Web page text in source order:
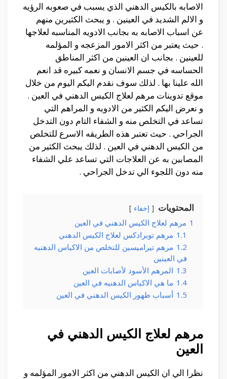
الاصابه بالكيس الدهني الذي يسبب في صعوبه الرؤيه
و الالم الشديد في العينين . و يبحث الكثيرين منهم
عن اسباب الاصابه به بجانب الادويه المناسبه لعلاجها
. حيث يعتبر من اكثر الامور المزعجه و المؤلمه
للعينين . بجانب ان العينين من اكثر المناطق
الحساسه في جسم الانسان و نعمه كبيره قد انعم
الله علينا بها . لذلك سوف نقدم اليكم اليوم من خلال
موقع تدوينات مرهم لعلاج الكيس الدهني في العين .
و نعرض اليكم الكثير من الادويه و المراهم التي
تساعد في التخلص منه و الشفاء التام دون التدخل
الجراحي . حيث تعتبر هذه الطريقه الاسرع للتخلص
من الكيس الدهني في العين . لذلك يبحث الكثير من
المصابين به عن العلاجات التي تساعد علي الشفاء
منه دون اللجوء الي تدخل الجراحي .
المحتويات إخفاء
1 مرهم لعلاج الكيس الدهني في العين
1.1 مرهم توبرادكس لعلاج الكيس الدهني
1.2 مرهم تيراميسين للتخلص من الاكياس الدهنيه
في العينين
1.3 المرهم الأسود لأصابات العين
1.4 ما هي الاكياس الدهنيه في العين
1.5 أسباب ظهور الكيس الدهني في العين
مرهم لعلاج الكيس الدهني في
العين
نظرا الي ان الكيس الدهني من اكثر الامور المؤلمه و